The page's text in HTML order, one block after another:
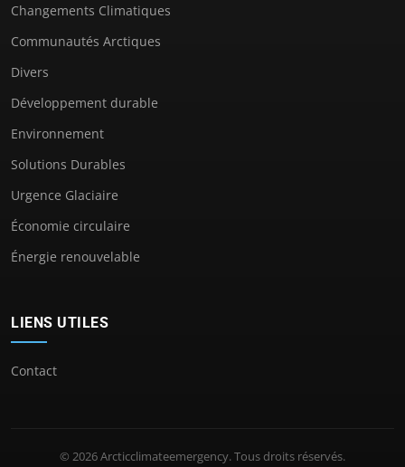
Changements Climatiques
Communautés Arctiques
Divers
Développement durable
Environnement
Solutions Durables
Urgence Glaciaire
Économie circulaire
Énergie renouvelable
LIENS UTILES
Contact
© 2026 Arcticclimateemergency. Tous droits réservés.